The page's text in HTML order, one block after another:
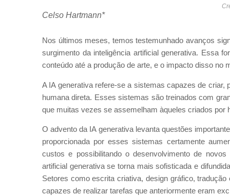
Celso Hartmann*
Nos últimos meses, temos testemunhado avanços
surgimento da inteligência artificial generativa. Essa
conteúdo até a produção de arte, e o impacto disso no
A IA generativa refere-se a sistemas capazes de
humana direta. Esses sistemas são treinados com
que muitas vezes se assemelham àqueles criados por
O advento da IA generativa levanta questões
proporcionada por esses sistemas certamente
custos e possibilitando o desenvolvimento de
artificial generativa se torna mais sofisticada e
Setores como escrita criativa, design gráfico,
capazes de realizar tarefas que anteriormente eram